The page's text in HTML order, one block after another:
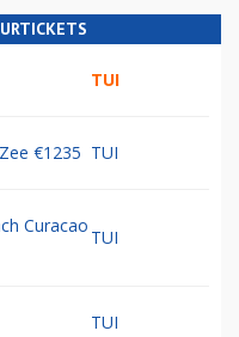
TUI
€1235 TUI
Curacao
TUI
TUI